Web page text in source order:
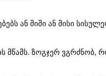
ან შიში ან მისი
მწამს. ზოგჯერ ვგრძნობ,